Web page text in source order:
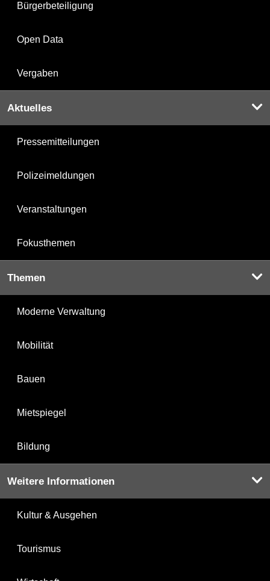
Bürgerbeteiligung
Open Data
Vergaben
Aktuelles
Pressemitteilungen
Polizeimeldungen
Veranstaltungen
Fokusthemen
Themen
Moderne Verwaltung
Mobilität
Bauen
Mietspiegel
Bildung
Weitere Informationen
Kultur & Ausgehen
Tourismus